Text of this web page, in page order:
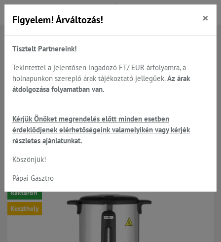
Főoldal Termékek
HENDI UNIQ - megoldások egy modern büfé asztalra...
HENDI UNIQ elektromos 9 lt. forróital adagoló, több szín
HENDI UNIQ elektromos 9 lt.
forróital adagoló, több szín
-3%
Raktáron
Keszthely
Figyelem! Árváltozás! ×
Tisztelt Partnereink!
Tekintettel a jelentősen ingadozó FT/ EUR árfolyamra, a
holnapunkon szereplő árak tájékoztató jellegűek. Az árak
átdolgozása folyamatban van.
Kérjük Önöket megrendelés előtt minden esetben
érdeklődjenek elérhetőségeink valamelyikén vagy kérjék
részletes ajánlatunkat.
Köszönjük!
Pápai Gasztro